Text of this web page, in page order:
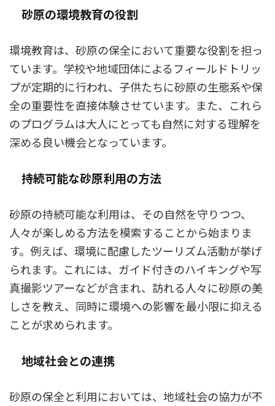
砂原の環境教育の役割
環境教育は、砂原の保全において重要な役割を担っ
ています。学校や地域団体によるフィールドトリッ
プが定期的に行われ、子供たちに砂原の生態系や保
全の重要性を直接体験させています。また、これら
のプログラムは大人にとっても自然に対する理解を
深める良い機会となっています。
持続可能な砂原利用の方法
砂原の持続可能な利用は、その自然を守りつつ、
人々が楽しめる方法を模索することから始まりま
す。例えば、環境に配慮したツーリズム活動が挙げ
られます。これには、ガイド付きのハイキングや写
真撮影ツアーなどが含まれ、訪れる人々に砂原の美
しさを教え、同時に環境への影響を最小限に抑える
ことが求められます。
地域社会との連携
砂原の保全と利用においては、地域社会の協力が不